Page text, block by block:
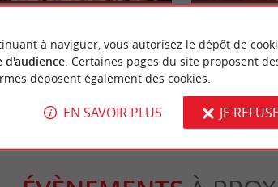
22,8 km -
à naviguer, vous autorisez le dépôt de
d'audience. Certaines pages du site proposent
déposent également des cookies.
EN SAVOIR PLUS JE REFUSE